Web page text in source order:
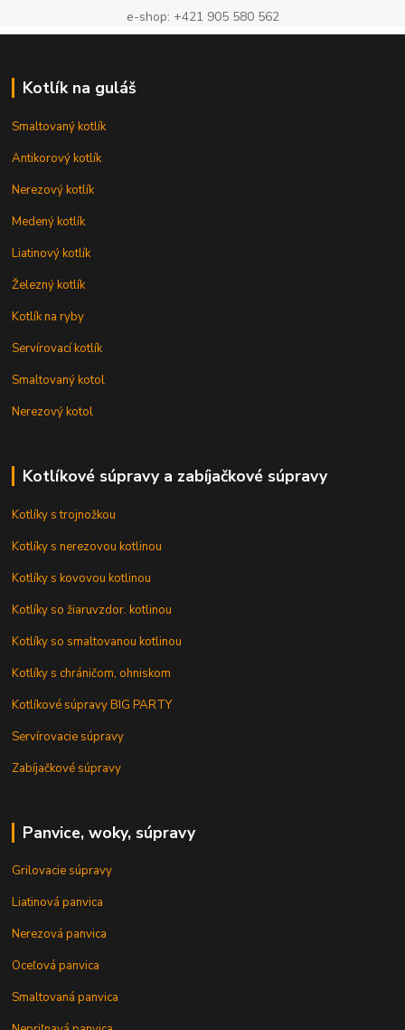
e-shop: +421 905 580 562
Kotlík na guláš
Smaltovaný kotlík
Antikorový kotlík
Nerezový kotlík
Medený kotlík
Liatinový kotlík
Železný kotlík
Kotlík na ryby
Servírovací kotlík
Smaltovaný kotol
Nerezový kotol
Kotlíkové súpravy a zabíjačkové súpravy
Kotlíky s trojnožkou
Kotlíky s nerezovou kotlinou
Kotlíky s kovovou kotlinou
Kotlíky so žiaruvzdor. kotlinou
Kotlíky so smaltovanou kotlinou
Kotlíky s chráničom, ohniskom
Kotlíkové súpravy BIG PARTY
Servírovacie súpravy
Zabíjačkové súpravy
Panvice, woky, súpravy
Grilovacie súpravy
Liatinová panvica
Nerezová panvica
Oceľová panvica
Smaltovaná panvica